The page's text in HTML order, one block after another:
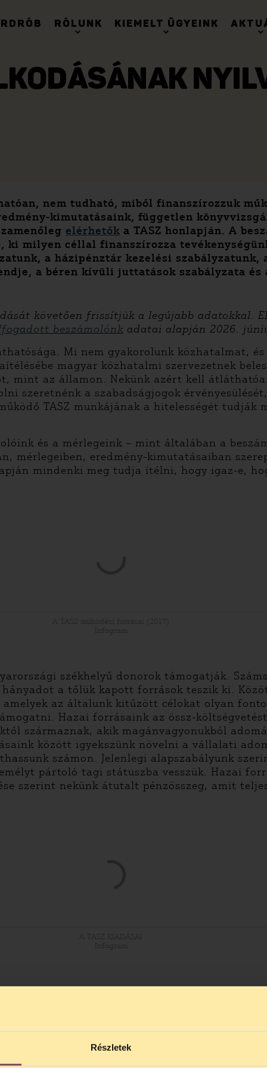
Részletek
RÓLUNK KIEMELT ÜGYEINK
nem tudható, miből finanszírozzuk
kimutatásaink, független
elérhetők a TASZ honlapján. A
ki milyen céllal finanszírozza
a házipénztár kezelési
a béren kívüli juttatások szabályzata és
követően frissítjük a legújabb adatokkal.
beszámolónk adatai alapján 2026.
Mi nem gyakorolunk közhatalmat,
magyar közhatalmi szervezetnek
mint az államon. Nekünk azért kell
szeretnénk a szabadságjogok
TASZ munkájának a hitelességét tudják
és a mérlegeink – mint általában a
mérlegeiben, eredmény-kimutatásaiban
mindenki meg tudja ítélni, hogy igaz-e,
székhelyű donorok támogatják.
a tőlük kapott források teszik ki.
az általunk kitűzött célokat olyan
Hazai forrásaink az össz-
származnak, akik magánvagyonukból
között igyekszünk növelni a vállalati
számon. Jelenlegi alapszabályunk
pártoló tagi státuszba vesszük. Hazai
szerint nekünk átutalt pénzösszeg, amit
jelenleg közel
a kiadásaink több mint kétharmadát.
a különböző rendezvényeink és
az ügyvédi díjakat is. A szervezet
igazgató(k)tól, vezető tisztségviselőktől
könyveibe, irataiba betekinthet, azokat